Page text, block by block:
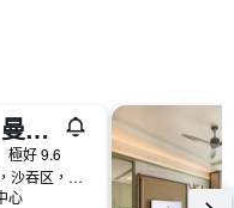
四季酒店 曼谷湄南河四季酒店
極好 9.6
300/1 查隆恭路，沙吞区，曼谷, 曼谷, 泰國
心